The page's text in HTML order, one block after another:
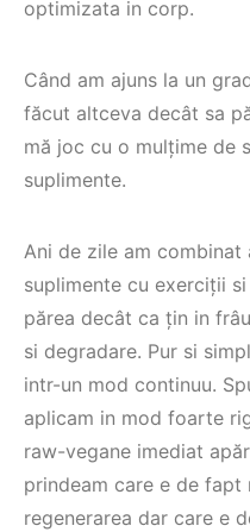
optimizata in corp.
Când am ajuns la un
făcut altceva decât sa
mă joc cu o mulțime de
suplimente.
Ani de zile am
suplimente cu exerciții
părea decât ca țin in
si degradare. Pur si
intr-un mod continuu.
aplicam in mod foarte
raw-vegane imediat
prindeam care e de fapt
regenerarea dar care e